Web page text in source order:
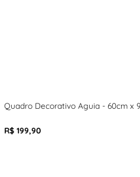
Quadro Decorativo Aguia - 60cm x
R$ 199,90